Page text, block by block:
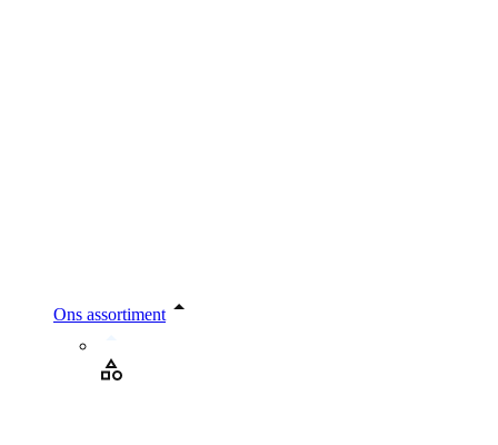
Ons assortiment